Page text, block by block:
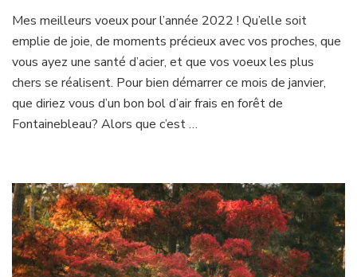
forêt
de
Fontainebleau
Gorges
du
Houx
Mes meilleurs voeux pour l’année 2022 ! Qu’elle soit
emplie de joie, de moments précieux avec vos proches, que
vous ayez une santé d’acier, et que vos voeux les plus
chers se réalisent. Pour bien démarrer ce mois de janvier,
que diriez vous d’un bon bol d’air frais en forêt de
Fontainebleau? Alors que c’est …